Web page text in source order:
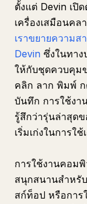
ตั้งแต่ Devin เปิ
เครื่องเสมือนคล
เราขยายความส
Devin ซึ่งในทาง
ให้กับชุดควบคุม
คลิก ลาก พิมพ์ ก
บันทึก การใช้งา
รู้สึกว่ารุ่นล่าสุด
เริ่มเก่งในการใ
การใช้งานคอม
สนุกสนานสำหรับ
สก์ท็อป หรือการ